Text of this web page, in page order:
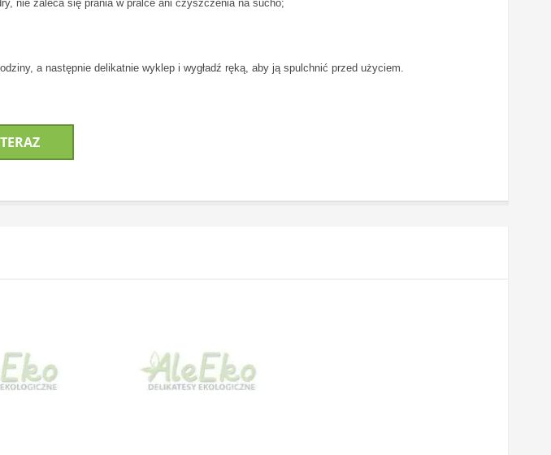
nie zaleca się prania w pralce ani czyszczenia na sucho;
a następnie delikatnie wyklep i wygładź ręką, aby ją spulchnić przed użyciem.